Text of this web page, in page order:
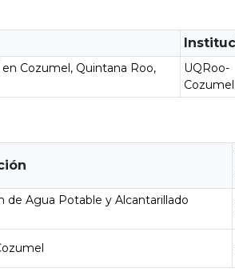
Cozumel, Quintana Roo,
UQRoo-
Cozumel
de Agua Potable y Alcantarillado